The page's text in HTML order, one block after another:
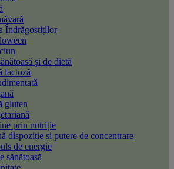
Îndrăgostiților
şi de dietă
lactoză
gluten
prin nutriție
dispoziție și putere de concentrare
de energie
sănătoasă